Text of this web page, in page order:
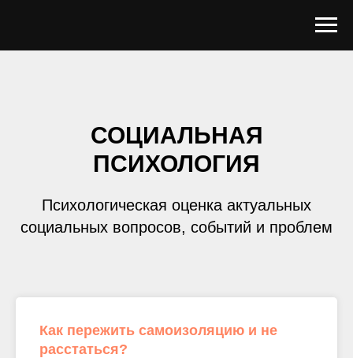
СОЦИАЛЬНАЯ
ПСИХОЛОГИЯ
Психологическая оценка актуальных
социальных вопросов, событий и проблем
Как пережить самоизоляцию и не
расстаться?